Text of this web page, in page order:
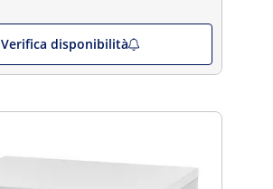
Verifica disponibilità